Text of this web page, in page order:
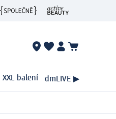
XXL balení dmLIVE ▶